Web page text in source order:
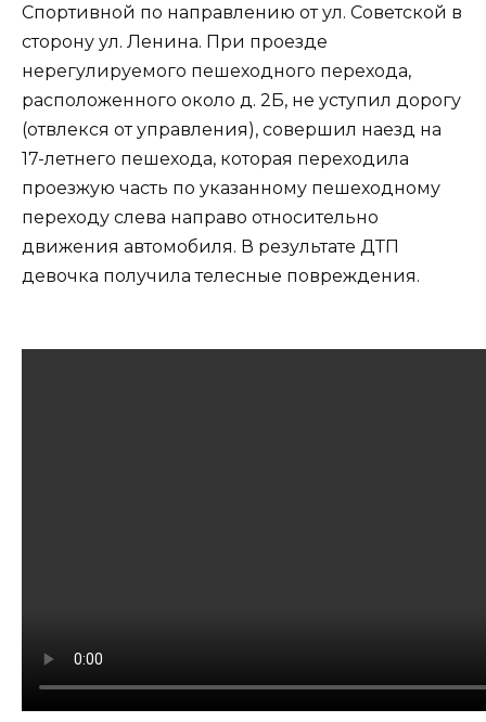
Спортивной по направлению от ул. Советской в
сторону ул. Ленина. При проезде
нерегулируемого пешеходного перехода,
расположенного около д. 2Б, не уступил дорогу
(отвлекся от управления), совершил наезд на
17-летнего пешехода, которая переходила
проезжую часть по указанному пешеходному
переходу слева направо относительно
движения автомобиля. В результате ДТП
девочка получила телесные повреждения.